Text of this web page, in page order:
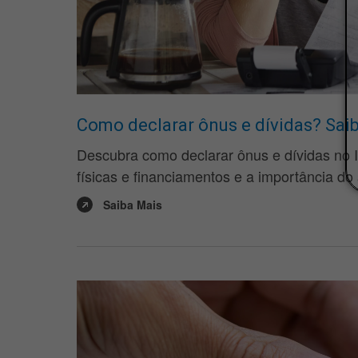
Como declarar ônus e dívidas?
Descubra como declarar ônus e dívidas
físicas e financiamentos e a importância
Saiba Mais